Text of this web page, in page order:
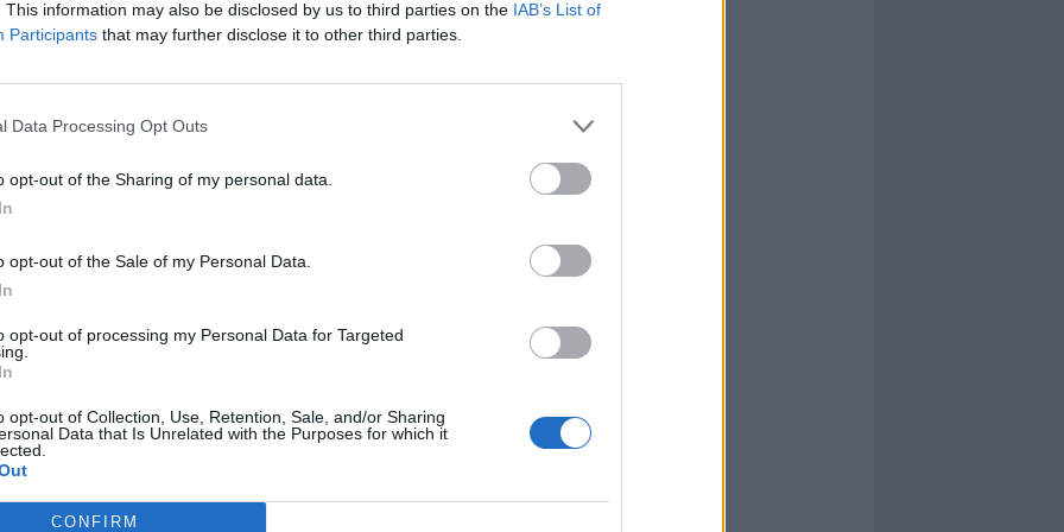
This information may also be disclosed by us to third parties on the IAB’s List of
Participants that may further disclose it to other third parties.
Data Processing Opt Outs
opt-out of the Sharing of my personal data.
opt-out of the Sale of my Personal Data.
opt-out of processing my Personal Data for Targeted
opt-out of Collection, Use, Retention, Sale, and/or Sharing
Data that Is Unrelated with the Purposes for which it
CONFIRM
verità"
il più inquietante e usato dai
cardine del suicidio di Rossi, nel
annuncia la sua volontà di togliersi
ha confermato di non aver visto quella
mail il giorno successivo alla morte di
dai server della banca. L'ex ad ha ieri
non essere stato lui a cancellarla, così
anche da Fanti e Pieraccini. Dunque
libero accesso ai server di posta di
apparso provato dalla vicenda. «Avessi
mail avrei avvisato l'ufficio del personale»,
a tanti problemi questa tragedia mi